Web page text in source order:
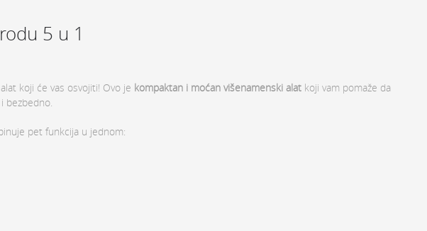
5 u 1
koji će vas osvojiti! Ovo je kompaktan i moćan višenamenski alat koji vam pomaže da
bezbedno.
pet funkcija u jednom: